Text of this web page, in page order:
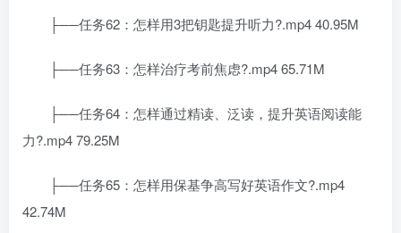
├──任务62：怎样用3把钥匙提升听力?.mp4 40.95M
├──任务63：怎样治疗考前焦虑?.mp4 65.71M
├──任务64：怎样通过精读、泛读，提升英语阅读能
力?.mp4 79.25M
├──任务65：怎样用保基争高写好英语作文?.mp4
42.74M